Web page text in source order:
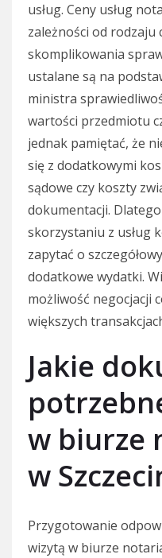
usług. Ceny usług
zależności od rodzaju
skomplikowania
ustalane są na
ministra
wartości przedmiotu
jednak pamiętać, że
się z dodatkowymi
sądowe czy koszty
dokumentacji.
skorzystaniu z usług
zapytać o
dodatkowe wydatki.
możliwość negocjacji
większych
Jakie
w biurze
w
Przygotowanie
wizytą w biurze